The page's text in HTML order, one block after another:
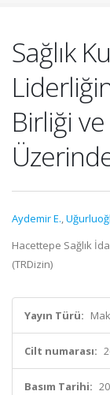
Sağlık
Birliği
Aydemir E.,
Hacettepe Sağlık
(TRDizin)
Yayın Türü:
Cilt numarası:
Basım Tarihi: